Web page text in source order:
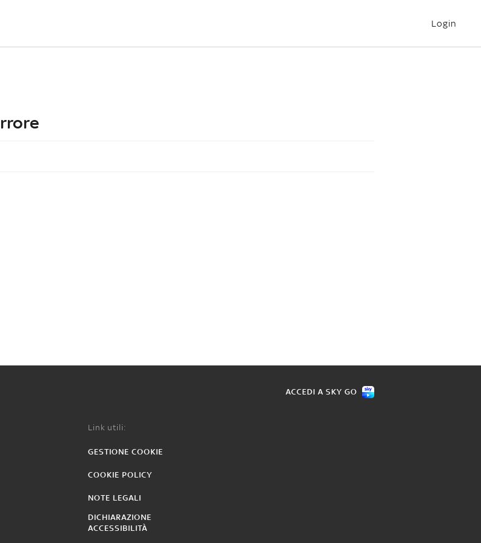
Login
ACCEDI A SKY GO
Link utili:
GESTIONE COOKIE
COOKIE POLICY
NOTE LEGALI
DICHIARAZIONE
ACCESSIBILITÀ